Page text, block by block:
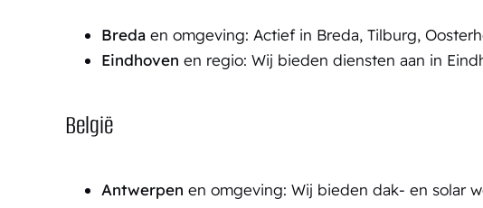
Breda en omgeving: Actief in Breda, Tilburg,
Eindhoven en regio: Wij bieden diensten aan in
België
Antwerpen en omgeving: Wij bieden dak- en solar